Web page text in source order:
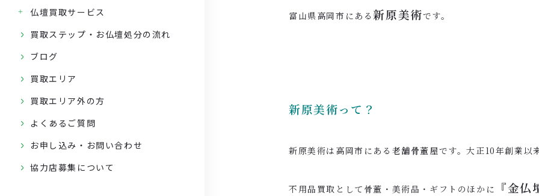
仏壇買取サービス
買取ステップ・お仏壇処分の流れ
ブログ
買取エリア
買取エリア外の方
よくあるご質問
お申し込み・お問い合わせ
協力店募集について
富山県高岡市にある新原美術です。
新原美術って？
新原美術は高岡市にある 老舗骨董屋です。大正10年創業以
不用品買取として骨董・美術品・ギフトのほかに 『金仏